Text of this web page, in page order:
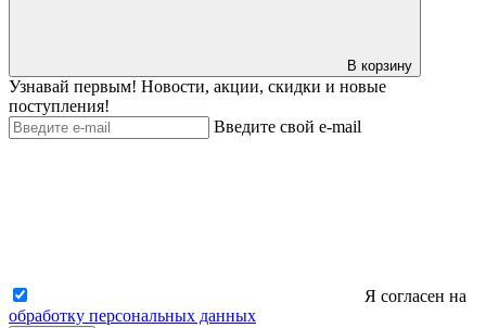
В корзину
Узнавай первым! Новости, акции, скидки и новые
поступления!
Введите свой e-mail
Я согласен на
обработку персональных данных